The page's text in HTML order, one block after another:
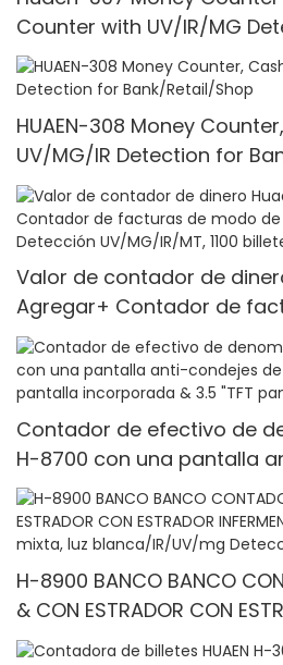
Counter with UV/IR/MG
HUAEN-308 Money
UV/MG/IR Detection for
Valor de contador de
Agregar+ Contador de
lote/ADD+ Valor, Detección
billetes/min, con pantalla
Contador de efectivo de
H-8700 con una pantalla
blanca IR/blanca, pantalla
"TFT pantalla TFT
H-8900 BANCO BANCO
& CON ESTRADOR CON
Denominación mixta, luz